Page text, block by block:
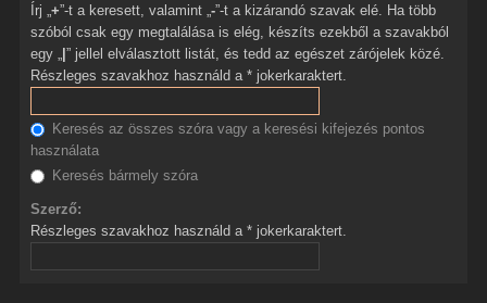
Írj „ +”-t a keresett, valamint „ -”-t a kizárandó szavak elé. Ha több
szóból csak egy megtalálása is elég, készíts ezekből a szavakból
egy „ |” jellel elválasztott listát, és tedd az egészet zárójelek közé.
Részleges szavakhoz használd a * jokerkaraktert.
Keresés az összes szóra vagy a keresési kifejezés pontos
használata
Keresés bármely szóra
Szerző:
Részleges szavakhoz használd a * jokerkaraktert.